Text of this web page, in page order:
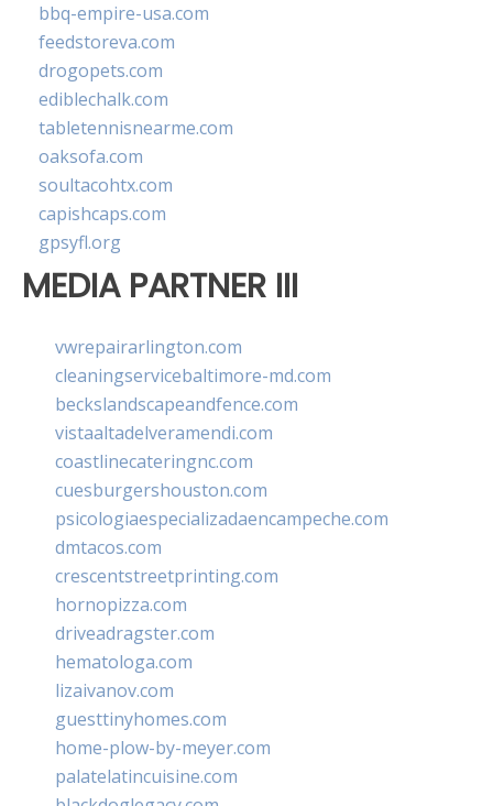
bbq-empire-usa.com
feedstoreva.com
drogopets.com
ediblechalk.com
tabletennisnearme.com
oaksofa.com
soultacohtx.com
capishcaps.com
gpsyfl.org
MEDIA PARTNER III
vwrepairarlington.com
cleaningservicebaltimore-md.com
beckslandscapeandfence.com
vistaaltadelveramendi.com
coastlinecateringnc.com
cuesburgershouston.com
psicologiaespecializadaencampeche.com
dmtacos.com
crescentstreetprinting.com
hornopizza.com
driveadragster.com
hematologa.com
lizaivanov.com
guesttinyhomes.com
home-plow-by-meyer.com
palatelatincuisine.com